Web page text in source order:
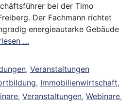
bei der Timo
Der Fachmann richtet
energieautarke Gebäude
…
, Veranstaltungen
, Immobilienwirtschaft,
, Veranstaltungen, Webinare,